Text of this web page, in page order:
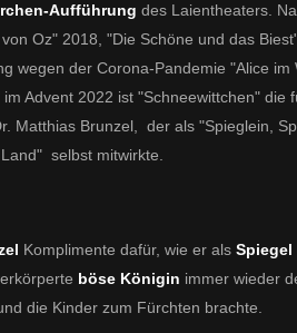
Aufführung des Laientheaters.
Oz" 2018, "Die Schöne und das
wegen der Corona-Pandemie "Alice im
Advent 2022 ist "Schneewittchen" die
Matthias Brunzel, der als "Spieglein,
selbst mitwirkte.
Komplimente dafür, wie er als Spiegel
böse Königin immer wieder
die Kinder zum Fürchten brachte.